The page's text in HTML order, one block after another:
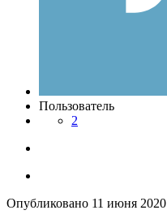
Пользователь
2
Опубликовано 11 июня 2020